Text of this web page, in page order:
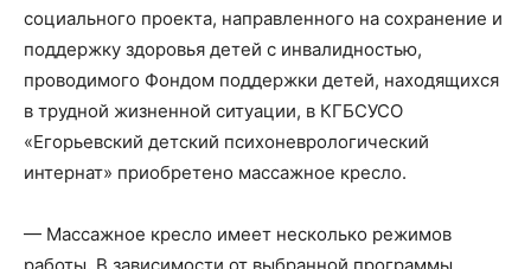
социального проекта, направленного на сохранение и
поддержку здоровья детей с инвалидностью,
проводимого Фондом поддержки детей, находящихся
в трудной жизненной ситуации, в КГБСУСО
«Егорьевский детский психоневрологический
интернат» приобретено массажное кресло.
— Массажное кресло имеет несколько режимов